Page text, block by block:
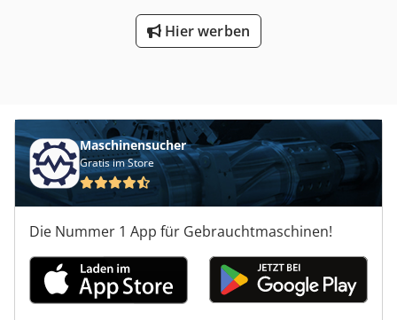
Kennzeichen Kategorie: Bearbeitungszentrum
Typenbezeichnung: DRILLTEQ V-500 Untertyp: OPTIMAT
BHX200 Maschinennummer: 0-250-73-7195 Schaltplan: 0-
Steuerspannung: 24 V Bei Fragen oder wenn Sie weitere
Informationen benötigen, senden Sie uns gerne eine
Nachricht oder rufen Sie uns an.
Hier werben
Maschinensucher
Gratis im Store
Die Nummer 1 App für Gebrauchtmaschinen!